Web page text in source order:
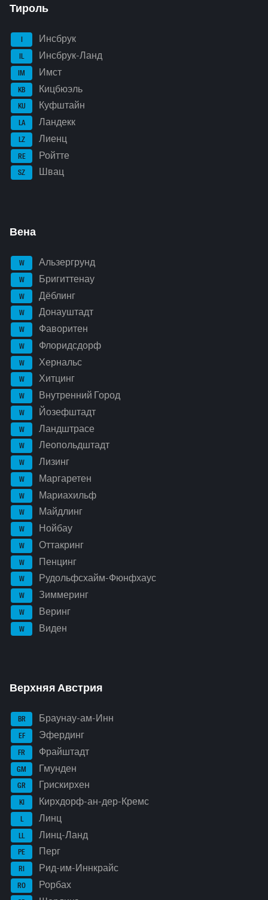
Тироль
I Инсбрук
IL Инсбрук-Ланд
IM Имст
KB Кицбюэль
KU Куфштайн
LA Ландекк
LZ Лиенц
RE Ройтте
SZ Швац
Вена
W Альзергрунд
W Бригиттенау
W Дёблинг
W Донауштадт
W Фаворитен
W Флоридсдорф
W Хернальс
W Хитцинг
W Внутренний Город
W Йозефштадт
W Ландштрасе
W Леопольдштадт
W Лизинг
W Маргаретен
W Мариахильф
W Майдлинг
W Нойбау
W Оттакринг
W Пенцинг
W Рудольфсхайм-Фюнфхаус
W Зиммеринг
W Веринг
W Виден
Верхняя Австрия
BR Браунау-ам-Инн
EF Эфердинг
FR Фрайштадт
GM Гмунден
GR Грискирхен
KI Кирхдорф-ан-дер-Кремс
L Линц
LL Линц-Ланд
PE Перг
RI Рид-им-Иннкрайс
RO Рорбах